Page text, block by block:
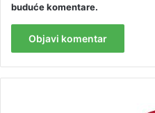
buduće komentare.